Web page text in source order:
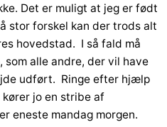
Det er muligt at jeg er født
stor forskel kan der trods alt
hovedstad. I så fald må
alle andre, der vil have
udført. Ringe efter hjælp
jo en stribe af
eneste mandag morgen.